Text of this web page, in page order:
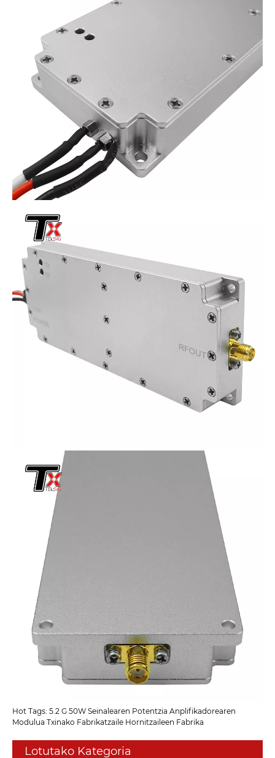
Hot Tags: 5.2 G 50W Seinalearen Potentzia Anplifikadorearen
Modulua Txinako Fabrikatzaile Hornitzaileen Fabrika
Lotutako Kategoria